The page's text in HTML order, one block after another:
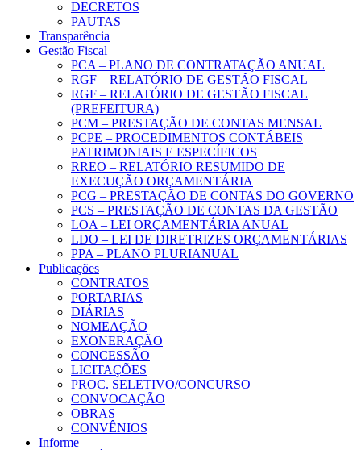
DECRETOS
PAUTAS
Transparência
Gestão Fiscal
PCA – PLANO DE CONTRATAÇÃO ANUAL
RGF – RELATÓRIO DE GESTÃO FISCAL
RGF – RELATÓRIO DE GESTÃO FISCAL
(PREFEITURA)
PCM – PRESTAÇÃO DE CONTAS MENSAL
PCPE – PROCEDIMENTOS CONTÁBEIS
PATRIMONIAIS E ESPECÍFICOS
RREO – RELATÓRIO RESUMIDO DE
EXECUÇÃO ORÇAMENTÁRIA
PCG – PRESTAÇÃO DE CONTAS DO GOVERNO
PCS – PRESTAÇÃO DE CONTAS DA GESTÃO
LOA – LEI ORÇAMENTÁRIA ANUAL
LDO – LEI DE DIRETRIZES ORÇAMENTÁRIAS
PPA – PLANO PLURIANUAL
Publicações
CONTRATOS
PORTARIAS
DIÁRIAS
NOMEAÇÃO
EXONERAÇÃO
CONCESSÃO
LICITAÇÕES
PROC. SELETIVO/CONCURSO
CONVOCAÇÃO
OBRAS
CONVÊNIOS
Informe